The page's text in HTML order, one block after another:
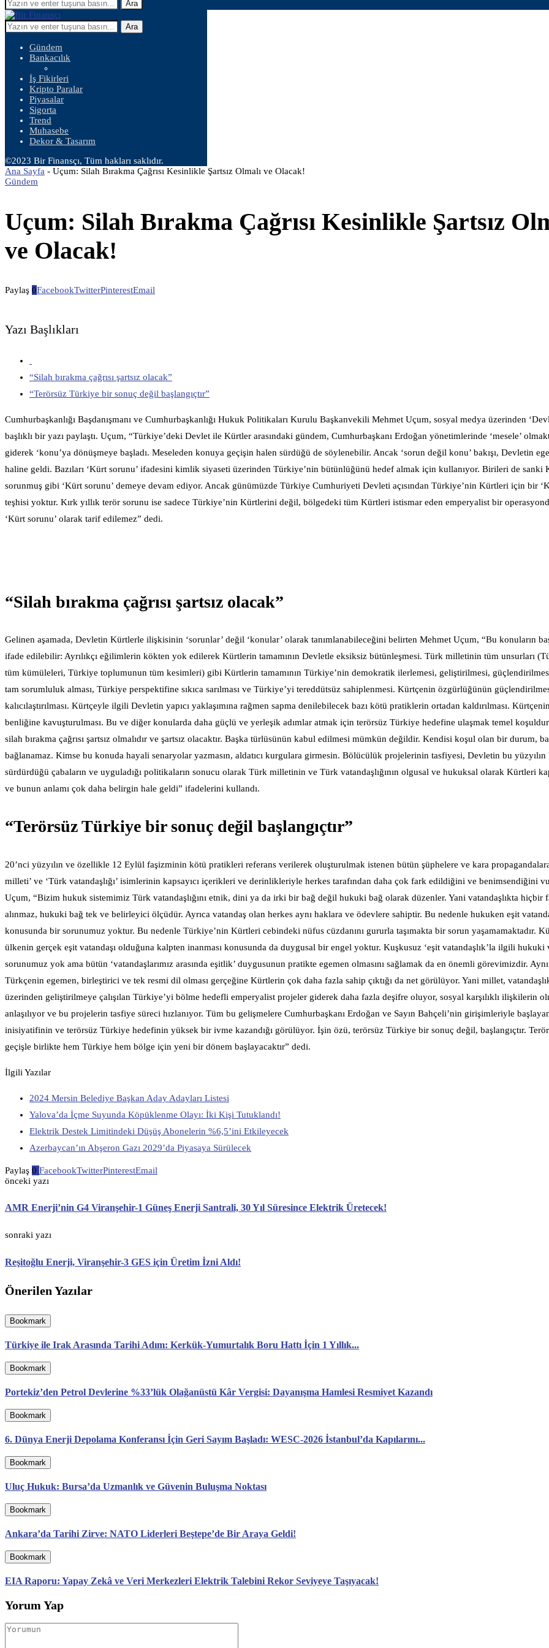
Ara
Ara
Gündem
Bankacılık
İş Fikirleri
Kripto Paralar
Piyasalar
Sigorta
Trend
Muhasebe
Dekor & Tasarım
©2023 Bir Finansçı, Tüm hakları saklıdır.
Ana Sayfa - Uçum: Silah Bırakma Çağrısı Kesinlikle Şartsız Olmalı ve Olacak!
Gündem
Uçum: Silah Bırakma Çağrısı Kesinlikle Şartsız
ve Olacak!
Paylaş 0FacebookTwitterPinterestEmail
Yazı Başlıkları
“Silah bırakma çağrısı şartsız olacak”
“Terörsüz Türkiye bir sonuç değil başlangıçtır”
Cumhurbaşkanlığı Başdanışmanı ve Cumhurbaşkanlığı Hukuk Politikaları Kurulu Başkanvekili Mehmet Uçum, sosyal medya üzerinden
başlıklı bir yazı paylaştı. Uçum, “Türkiye’deki Devlet ile Kürtler arasındaki gündem, Cumhurbaşkanı Erdoğan yönetimlerinde ‘mesele’
giderek ‘konu’ya dönüşmeye başladı. Meseleden konuya geçişin halen sürdüğü de söylenebilir. Ancak ‘sorun değil konu’ bakışı, Devletin
haline geldi. Bazıları ‘Kürt sorunu’ ifadesini kimlik siyaseti üzerinden Türkiye’nin bütünlüğünü hedef almak için kullanıyor. Birileri de sanki
sorunmuş gibi ‘Kürt sorunu’ demeye devam ediyor. Ancak günümüzde Türkiye Cumhuriyeti Devleti açısından Türkiye’nin Kürtleri için bir
teşhisi yoktur. Kırk yıllık terör sorunu ise sadece Türkiye’nin Kürtlerini değil, bölgedeki tüm Kürtleri istismar eden emperyalist bir
‘Kürt sorunu’ olarak tarif edilemez” dedi.
“Silah bırakma çağrısı şartsız olacak”
Gelinen aşamada, Devletin Kürtlerle ilişkisinin ‘sorunlar’ değil ‘konular’ olarak tanımlanabileceğini belirten Mehmet Uçum, “Bu konuların
ifade edilebilir: Ayrılıkçı eğilimlerin kökten yok edilerek Kürtlerin tamamının Devletle eksiksiz bütünleşmesi. Türk milletinin tüm unsurları
tüm kümüleleri, Türkiye toplumunun tüm kesimleri) gibi Kürtlerin tamamının Türkiye’nin demokratik ilerlemesi, geliştirilmesi,
tam sorumluluk alması, Türkiye perspektifine sıkıca sarılması ve Türkiye’yi tereddütsüz sahiplenmesi. Kürtçenin özgürlüğünün
kalıcılaştırılması. Kürtçeyle ilgili Devletin yapıcı yaklaşımına rağmen sapma denilebilecek bazı kötü pratiklerin ortadan kaldırılması.
benliğine kavuşturulması. Bu ve diğer konularda daha güçlü ve yerleşik adımlar atmak için terörsüz Türkiye hedefine ulaşmak temel
silah bırakma çağrısı şartsız olmalıdır ve şartsız olacaktır. Başka türlüsünün kabul edilmesi mümkün değildir. Kendisi koşul olan bir durum,
bağlanamaz. Kimse bu konuda hayali senaryolar yazmasın, aldatıcı kurgulara girmesin. Bölücülük projelerinin tasfiyesi, Devletin bu yüzyılın
sürdürdüğü çabaların ve uyguladığı politikaların sonucu olarak Türk milletinin ve Türk vatandaşlığının olgusal ve hukuksal olarak Kürtleri
ve bunun anlamı çok daha belirgin hale geldi” ifadelerini kullandı.
“Terörsüz Türkiye bir sonuç değil başlangıçtır”
20’nci yüzyılın ve özellikle 12 Eylül faşizminin kötü pratikleri referans verilerek oluşturulmak istenen bütün şüphelere ve kara
milleti’ ve ‘Türk vatandaşlığı’ isimlerinin kapsayıcı içerikleri ve derinlikleriyle herkes tarafından daha çok fark edildiğini ve benimsendiğini
Uçum, “Bizim hukuk sistemimiz Türk vatandaşlığını etnik, dini ya da irki bir bağ değil hukuki bağ olarak düzenler. Yani vatandaşlıkta hiçbir
alınmaz, hukuki bağ tek ve belirleyici ölçüdür. Ayrıca vatandaş olan herkes aynı haklara ve ödevlere sahiptir. Bu nedenle hukuken eşit
konusunda bir sorunumuz yoktur. Bu nedenle Türkiye’nin Kürtleri cebindeki nüfus cüzdanını gururla taşımakta bir sorun yaşamamaktadır.
ülkenin gerçek eşit vatandaşı olduğuna kalpten inanması konusunda da duygusal bir engel yoktur. Kuşkusuz ‘eşit vatandaşlık’la ilgili hukuki
sorunumuz yok ama bütün ‘vatandaşlarımız arasında eşitlik’ duygusunun pratikte egemen olmasını sağlamak da en önemli görevimizdir.
Türkçenin egemen, birleştirici ve tek resmi dil olması gerçeğine Kürtlerin çok daha fazla sahip çıktığı da net görülüyor. Yani millet,
üzerinden geliştirilmeye çalışılan Türkiye’yi bölme hedefli emperyalist projeler giderek daha fazla deşifre oluyor, sosyal karşılıklı ilişkilerin
anlaşılıyor ve bu projelerin tasfiye süreci hızlanıyor. Tüm bu gelişmelere Cumhurbaşkanı Erdoğan ve Sayın Bahçeli’nin girişimleriyle
inisiyatifinin ve terörsüz Türkiye hedefinin yüksek bir ivme kazandığı görülüyor. İşin özü, terörsüz Türkiye bir sonuç değil, başlangıçtır.
geçişle birlikte hem Türkiye hem bölge için yeni bir dönem başlayacaktır” dedi.
İlgili Yazılar
2024 Mersin Belediye Başkan Aday Adayları Listesi
Yalova’da İçme Suyunda Köpüklenme Olayı: İki Kişi Tutuklandı!
Elektrik Destek Limitindeki Düşüş Abonelerin %6,5’ini Etkileyecek
Azerbaycan’ın Abşeron Gazı 2029’da Piyasaya Sürülecek
Paylaş 0 FacebookTwitterPinterestEmail
önceki yazı
AMR Enerji’nin G4 Viranşehir-1 Güneş Enerji Santrali, 30 Yıl Süresince Elektrik Üretecek!
sonraki yazı
Reşitoğlu Enerji, Viranşehir-3 GES için Üretim İzni Aldı!
Önerilen Yazılar
Bookmark
Türkiye ile Irak Arasında Tarihi Adım: Kerkük-Yumurtalık Boru Hattı İçin 1 Yıllık...
Bookmark
Portekiz’den Petrol Devlerine %33’lük Olağanüstü Kâr Vergisi: Dayanışma Hamlesi Resmiyet Kazandı
Bookmark
6. Dünya Enerji Depolama Konferansı İçin Geri Sayım Başladı: WESC-2026 İstanbul’da Kapılarını...
Bookmark
Uluç Hukuk: Bursa’da Uzmanlık ve Güvenin Buluşma Noktası
Bookmark
Ankara’da Tarihi Zirve: NATO Liderleri Beştepe’de Bir Araya Geldi!
Bookmark
EIA Raporu: Yapay Zekâ ve Veri Merkezleri Elektrik Talebini Rekor Seviyeye Taşıyacak!
Yorum Yap